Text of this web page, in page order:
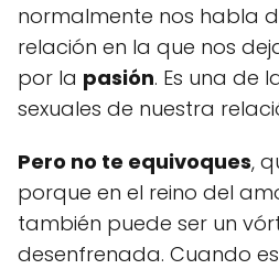
normalmente nos habla
relación en la que nos
por la pasión. Es una de
sexuales de nuestra
Pero no te equivoques,
porque en el reino del
también puede ser un
desenfrenada. Cuando